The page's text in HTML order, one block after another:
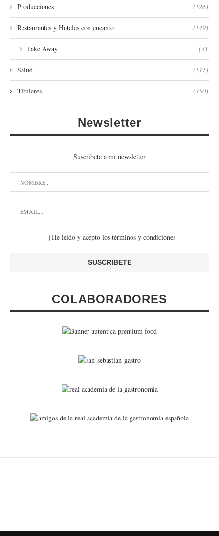
Producciones (126)
Restaurantes y Hoteles con encanto (149)
Take Away (3)
Salud (111)
Titulares (350)
Newsletter
Suscribete a mi newsletter
He leído y acepto los términos y condiciones
COLABORADORES